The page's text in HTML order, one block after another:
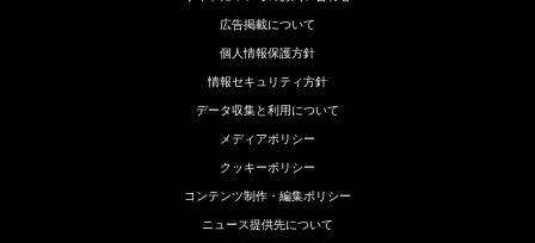
広告掲載について
個人情報保護方針
情報セキュリティ方針
データ収集と利用について
メディアポリシー
クッキーポリシー
コンテンツ制作・編集ポリシー
ニュース提供先について